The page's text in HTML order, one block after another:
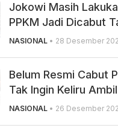
Jokowi Masih
PPKM Jadi Dicabut
NASIONAL • 28 Desember
Belum Resmi Cabut
Tak Ingin Keliru
NASIONAL • 26 Desember